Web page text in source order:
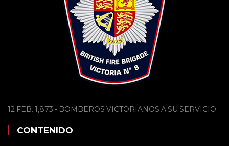
12 FEB. 1,873 - BOMBEROS VICTORIANOS A SU SERVICIO
CONTENIDO